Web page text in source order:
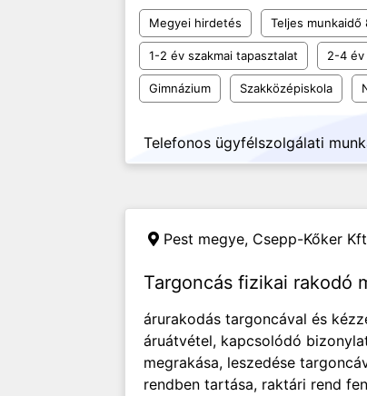
Megyei hirdetés Teljes munkaidő
1-2 év szakmai tapasztalat 2-4 év
Gimnázium Szakközépiskola
Telefonos ügyfélszolgálati
Pest megye, Csepp-Kőker
Targoncás fizikai rakodó
árurakodás targoncával és
áruátvétel, kapcsolódó
megrakása, leszedése
rendben tartása, raktári rend